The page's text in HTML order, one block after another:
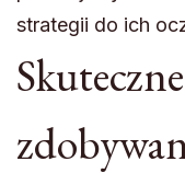
strategii do ich